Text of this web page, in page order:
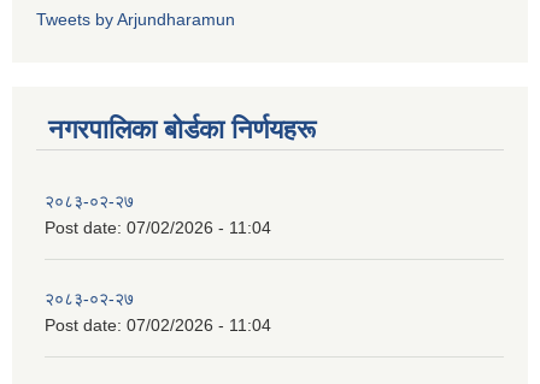
Tweets by Arjundharamun
नगरपालिका बाेर्डका निर्णयहरू
२०८३-०२-२७
Post date: 07/02/2026 - 11:04
२०८३-०२-२७
Post date: 07/02/2026 - 11:04